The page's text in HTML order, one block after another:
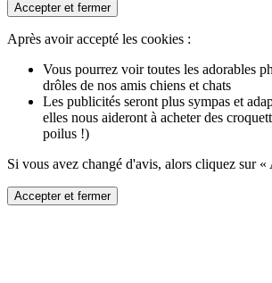
Accepter et fermer
Après avoir accepté les cookies :
Vous pourrez voir toutes les adorables
drôles de nos amis chiens et chats
Les publicités seront plus sympas et
elles nous aideront à acheter des
poilus !)
Si vous avez changé d'avis, alors cliquez sur
Accepter et fermer